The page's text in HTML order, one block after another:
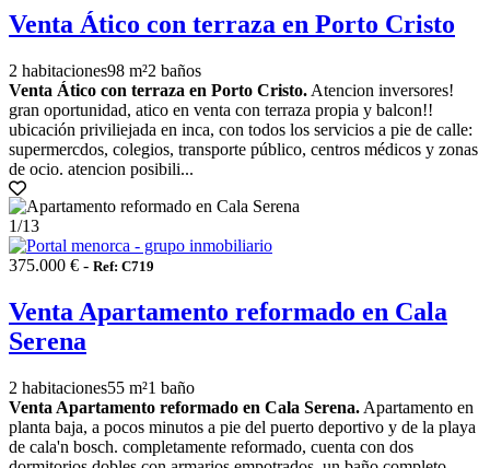
Venta Ático con terraza en Porto Cristo
2 habitaciones98 m²2 baños
Venta Ático con terraza en Porto Cristo. Atencion inversores!
gran oportunidad, atico en venta con terraza propia y balcon!!
ubicación priviliejada en inca, con todos los servicios a pie de calle:
supermercdos, colegios, transporte público, centros médicos y zonas
de ocio. atencion posibili...
1/13
375.000 € - Ref: C719
Venta Apartamento reformado en Cala
Serena
2 habitaciones55 m²1 baño
Venta Apartamento reformado en Cala Serena. Apartamento en
planta baja, a pocos minutos a pie del puerto deportivo y de la playa
de cala'n bosch. completamente reformado, cuenta con dos